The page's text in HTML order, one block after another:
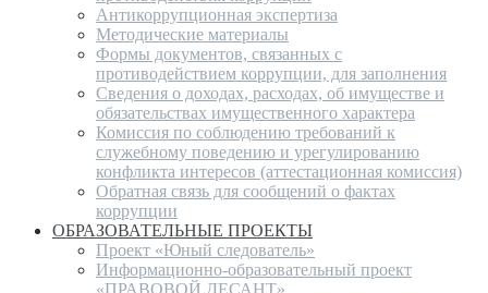
Антикоррупционная экспертиза
Методические материалы
Формы документов, связанных с
противодействием коррупции, для заполнения
Сведения о доходах, расходах, об имуществе и
обязательствах имущественного характера
Комиссия по соблюдению требований к
служебному поведению и урегулированию
конфликта интересов (аттестационная комиссия)
Обратная связь для сообщений о фактах
коррупции
ОБРАЗОВАТЕЛЬНЫЕ ПРОЕКТЫ
Проект «Юный следователь»
Информационно-образовательный проект
«ПРАВОВОЙ ДЕСАНТ»